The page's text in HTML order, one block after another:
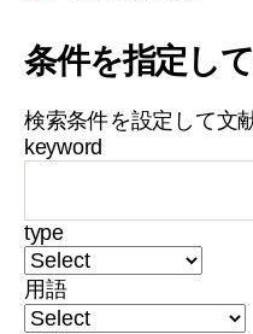
条件を指定し
検索条件を設定して文
keyword
type
用語